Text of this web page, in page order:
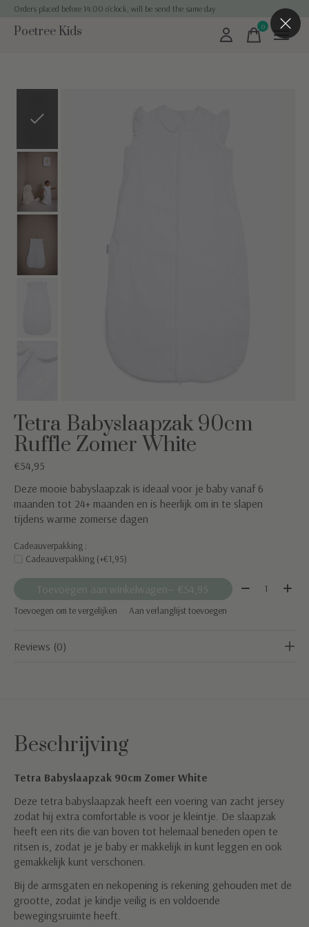
Orders placed before 14:00 o'clock, will be send the same day
Poetree Kids 0items
Tetra Babyslaapzak 90cm
Ruffle Zomer White
€54,95
Deze mooie babyslaapzak is ideaal voor je baby vanaf 6
maanden tot 24+ maanden en is heerlijk om in te slapen
tijdens warme zomerse dagen
Cadeauverpakking :
Cadeauverpakking (+€1,95)
Toevoegen aan winkelwagen — €54,95 Aantal:
Toevoegen om te vergelijken Aan verlanglijst toevoegen
Reviews (0)
Beschrijving
Tetra Babyslaapzak 90cm Zomer White
Deze tetra babyslaapzak heeft een voering van zacht jersey
zodat hij extra comfortable is voor je kleintje. De slaapzak
heeft een rits die van boven tot helemaal beneden open te
ritsen is, zodat je je baby er makkelijk in kunt leggen en ook
gemakkelijk kunt verschonen.
Bij de armsgaten en nekopening is rekening gehouden met de
grootte, zodat je kindje veilig is en voldoende
bewegingsruimte heeft.